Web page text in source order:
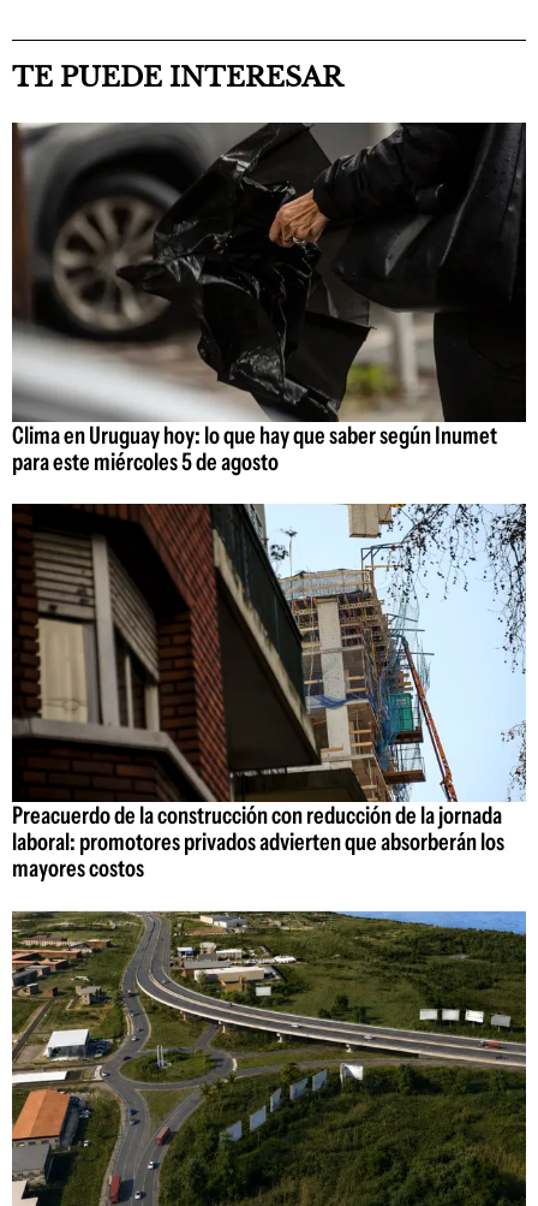
TE PUEDE INTERESAR
Clima en Uruguay hoy: lo que hay que saber según Inumet
para este miércoles 5 de agosto
Preacuerdo de la construcción con reducción de la jornada
laboral: promotores privados advierten que absorberán los
mayores costos